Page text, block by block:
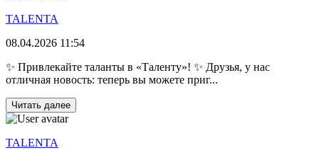
TALENTA
08.04.2026 11:54
✨ Привлекайте таланты в «Таленту»! ✨ Друзья, у нас
отличная новость: теперь вы можете приг...
Читать далее
TALENTA